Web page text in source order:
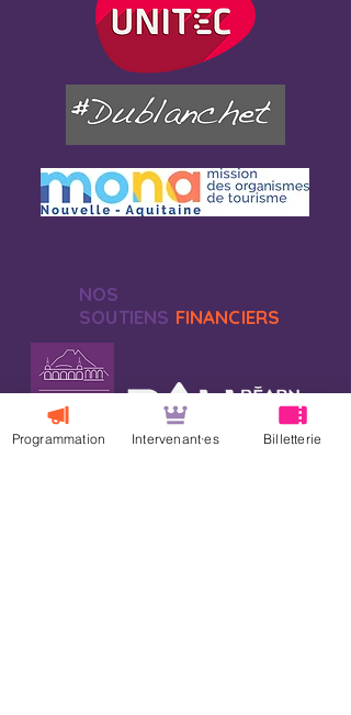
NOS
SOUTIENS FINANCIERS
Programmation Intervenant·es Billetterie